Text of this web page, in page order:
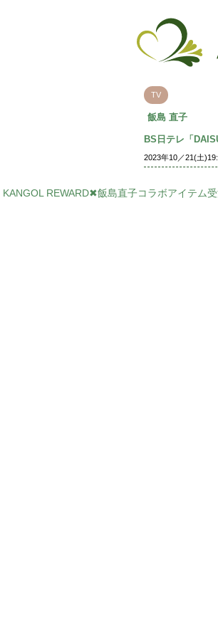
TV
飯島 直子
BS日テレ「
2023年10／21(土
KANGOL REWARD✖飯島直子コラボアイテム